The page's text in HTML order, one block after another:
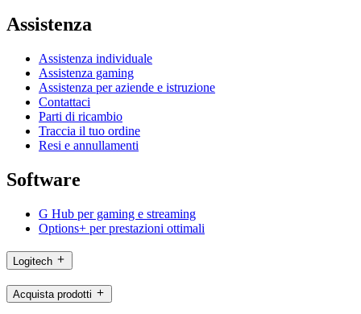
Assistenza
Assistenza individuale
Assistenza gaming
Assistenza per aziende e istruzione
Contattaci
Parti di ricambio
Traccia il tuo ordine
Resi e annullamenti
Software
G Hub per gaming e streaming
Options+ per prestazioni ottimali
Logitech
Acquista prodotti